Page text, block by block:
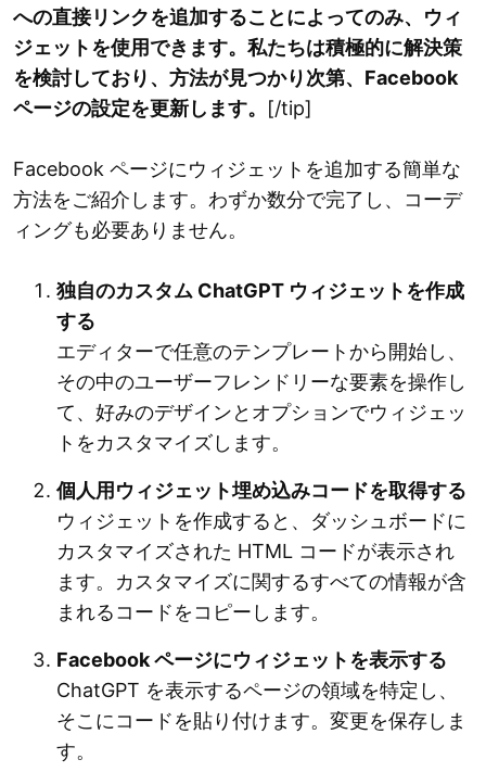
への直接リンクを追加することによってのみ、ウィ
ジェットを使用できます。私たちは積極的に解決策
を検討しており、方法が見つかり次第、Facebook
ページの設定を更新します。 [/tip]
Facebook ページにウィジェットを追加する簡単な
方法をご紹介します。わずか数分で完了し、コーデ
ィングも必要ありません。
独自のカスタム ChatGPT ウィジェットを作成
する
エディターで任意のテンプレートから開始し、
その中のユーザーフレンドリーな要素を操作し
て、好みのデザインとオプションでウィジェッ
トをカスタマイズします。
個人用ウィジェット埋め込みコードを取得する
ウィジェットを作成すると、ダッシュボードに
カスタマイズされた HTML コードが表示され
ます。カスタマイズに関するすべての情報が含
まれるコードをコピーします。
Facebook ページにウィジェットを表示する
ChatGPT を表示するページの領域を特定し、
そこにコードを貼り付けます。変更を保存しま
す。